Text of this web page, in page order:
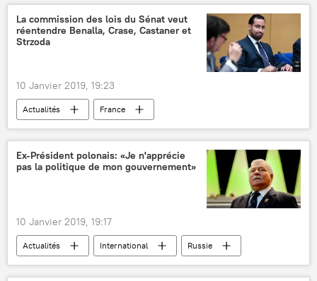
Meng Wanzhou
accusations
suprémacisme blanc
La commission des lois du Sénat veut
réentendre Benalla, Crase, Castaner et
Strzoda
10 Janvier 2019, 19:23
Actualités
France
Emmanuel Macron
Christophe Castaner
Alexandre Benalla
Affaire Benalla
Ex-Président polonais: «Je n'apprécie
pas la politique de mon gouvernement»
10 Janvier 2019, 19:17
Actualités International
Russie
Ukraine
Pologne
Europe